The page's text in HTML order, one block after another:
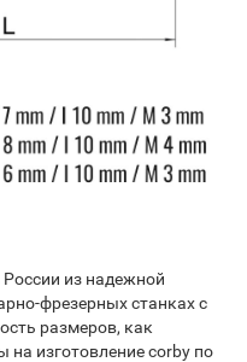
из надежной
фрезерных станках с
размеров, как
на изготовление corby по